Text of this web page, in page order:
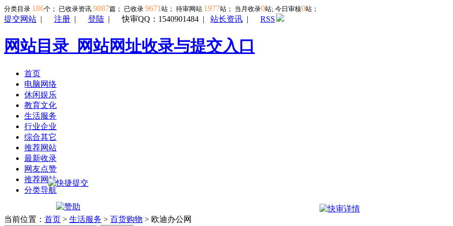
分类目录 186个； 已收录资讯 9887篇； 已收录 9671 站； 待审网站 1977站； 当月收录0站; 今日审核0站；
提交网站 | 注册 | 登陆 |快审QQ：1540901484 | 站长资讯 | RSS
网站目录_网站网址收录与提交入口
首页
电脑网络
休闲娱乐
教育文化
生活服务
行业企业
综合其它
推荐网站
最新收录
网友点赞
推荐网站
分类导航
当前位置： 首页 > 生活服务 > 百货购物 > 欧迪办公网